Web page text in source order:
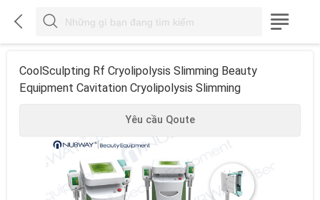
  
CoolSculpting Rf Cryolipolysis Slimming Beauty
Equipment Cavitation Cryolipolysis Slimming
Yêu cầu Qoute